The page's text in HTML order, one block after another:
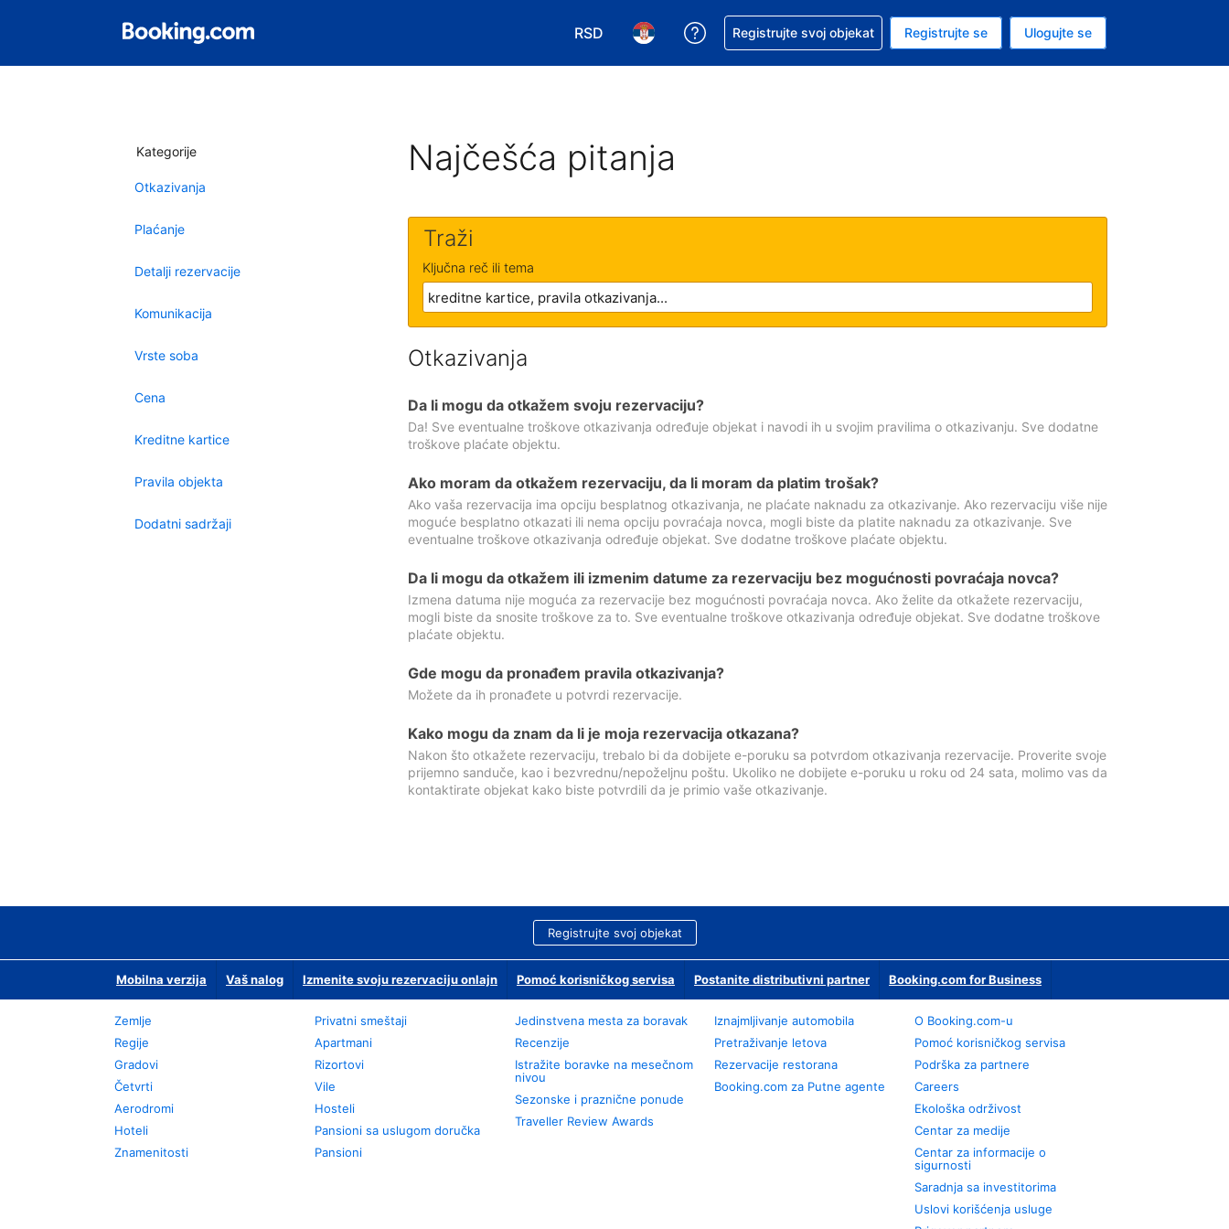
RSD
Izaberite valutu. Vaša trenutna valuta je dinar
Izaberite jezik. Vaš trenutni jezik je Srpskom
Zatražite pomoć u vezi sa rezervacijom
Registrujte svoj objekat Registrujte se Ulogujte se
Kategorije
Otkazivanja
Plaćanje
Detalji rezervacije
Komunikacija
Vrste soba
Cena
Kreditne kartice
Pravila objekta
Dodatni sadržaji
Najčešća pitanja
Traži
Ključna reč ili tema
Otkazivanja
Da li mogu da otkažem svoju rezervaciju?
Da! Sve eventualne troškove otkazivanja određuje objekat i navodi ih u svojim pravilima o otkazivanju. Sve dodatne
troškove plaćate objektu.
Ako moram da otkažem rezervaciju, da li moram da platim trošak?
Ako vaša rezervacija ima opciju besplatnog otkazivanja, ne plaćate naknadu za otkazivanje. Ako rezervaciju više nije
moguće besplatno otkazati ili nema opciju povraćaja novca, mogli biste da platite naknadu za otkazivanje. Sve
eventualne troškove otkazivanja određuje objekat. Sve dodatne troškove plaćate objektu.
Da li mogu da otkažem ili izmenim datume za rezervaciju bez mogućnosti povraćaja novca?
Izmena datuma nije moguća za rezervacije bez mogućnosti povraćaja novca. Ako želite da otkažete rezervaciju,
mogli biste da snosite troškove za to. Sve eventualne troškove otkazivanja određuje objekat. Sve dodatne troškove
plaćate objektu.
Gde mogu da pronađem pravila otkazivanja?
Možete da ih pronađete u potvrdi rezervacije.
Kako mogu da znam da li je moja rezervacija otkazana?
Nakon što otkažete rezervaciju, trebalo bi da dobijete e-poruku sa potvrdom otkazivanja rezervacije. Proverite svoje
prijemno sanduče, kao i bezvrednu/nepoželjnu poštu. Ukoliko ne dobijete e-poruku u roku od 24 sata, molimo vas da
kontaktirate objekat kako biste potvrdili da je primio vaše otkazivanje.
Registrujte svoj objekat
Mobilna verzija Vaš nalog Izmenite svoju rezervaciju onlajn Pomoć korisničkog servisa Postanite distributivni partner Booking.com for Business
Zemlje
Regije
Gradovi
Četvrti
Aerodromi
Hoteli
Znamenitosti
Privatni smeštaji
Apartmani
Rizortovi
Vile
Hosteli
Pansioni sa uslugom doručka
Pansioni
Jedinstvena mesta za boravak
Recenzije
Istražite boravke na mesečnom
nivou
Sezonske i praznične ponude
Traveller Review Awards
Iznajmljivanje automobila
Pretraživanje letova
Rezervacije restorana
Booking.com za Putne agente
О Booking.com-u
Pomoć korisničkog servisa
Podrška za partnere
Careers
Ekološka održivost
Centar za medije
Centar za informacije o
sigurnosti
Saradnja sa investitorima
Uslovi korišćenja usluge